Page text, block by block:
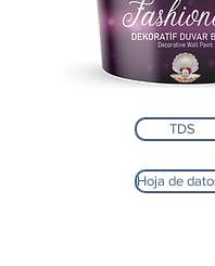
TDS
Hoja de